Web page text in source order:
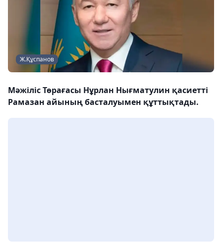
Ж.Құспанов
Мәжіліс Төрағасы Нұрлан Нығматулин қасиетті
Рамазан айының басталуымен құттықтады.